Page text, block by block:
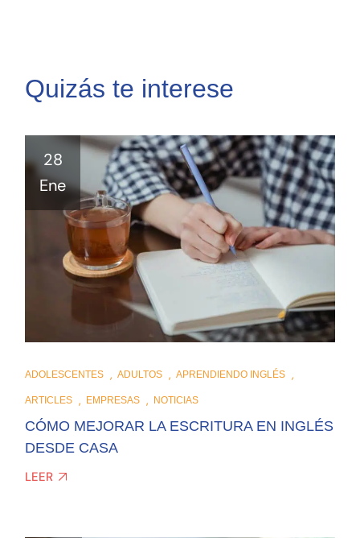
Quizás te interese
28
Ene
ADOLESCENTES ADULTOS APRENDIENDO INGLÉS
ARTICLES EMPRESAS NOTICIAS
CÓMO MEJORAR LA ESCRITURA EN INGLÉS
DESDE CASA
LEER